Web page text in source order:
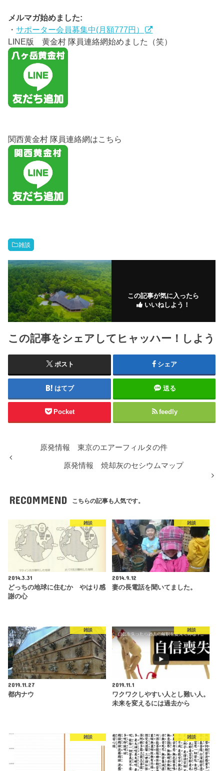
メルマガ始めました:
・サポーター会員募集中(月額777円）
LINE版 黄金村 隊員連絡網始めました（笑）
関西黄金村 隊員連絡網はこちら
雑談
この記事が気に入ったら
いいねしよう！
この記事をシェアしてヒャッハー！しよう
ポスト シェア
はてブ 送る
Pocket feedly
原発情報 東京のエアーフィルタの件
原発情報 焼却灰のセシウムマップ
RECOMMEND こちらの記事も人気です。
雑談
2014.3.31
どっちの地球に住むか やはり感
謝の心
雑談
2014.9.12
妻の長電話を聞いてました。
雑談
2019.11.27
都内ナウ
雑談
2019.11.1
ワクワクしやすい人とし難い人。
未来を変えるには過去から
雑談 雑談